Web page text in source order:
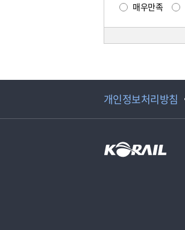
매우만족
개인정보처리방침